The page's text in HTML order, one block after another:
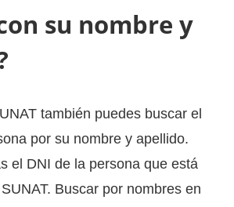
su nombre y
también puedes buscar el
por su nombre y apellido.
el DNI de la persona que está
Buscar por nombres en